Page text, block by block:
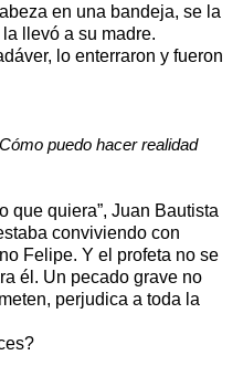
en una bandeja, se la
llevó a su madre.
lo enterraron y fueron
puedo hacer realidad
que quiera”, Juan Bautista
conviviendo con
Felipe. Y el profeta no se
él. Un pecado grave no
perjudica a toda la